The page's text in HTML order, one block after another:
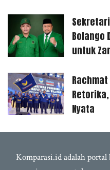
Bolango
untuk
Nyata
Komparasi.id adalah